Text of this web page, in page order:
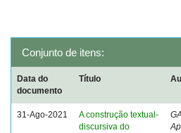
Conjunto de itens:
Data do
documento
Título
31-Ago-2021
A construção textual-
discursiva do